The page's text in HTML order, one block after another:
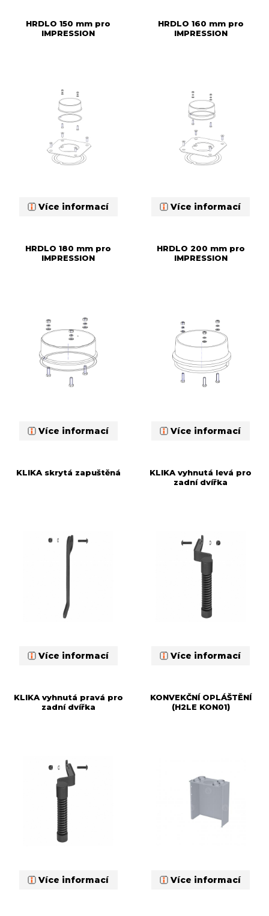
HRDLO 150 mm pro
IMPRESSION
Více informací
HRDLO 160 mm pro
IMPRESSION
Více informací
HRDLO 180 mm pro
IMPRESSION
Více informací
HRDLO 200 mm pro
IMPRESSION
Více informací
KLIKA skrytá zapuštěná
Více informací
KLIKA vyhnutá levá pro
zadní dvířka
Více informací
KLIKA vyhnutá pravá pro
zadní dvířka
Více informací
KONVEKČNÍ OPLÁŠTĚNÍ
(H2LE KON01)
Více informací